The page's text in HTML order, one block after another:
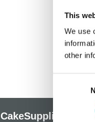
This
We use
other
CakeSupplies